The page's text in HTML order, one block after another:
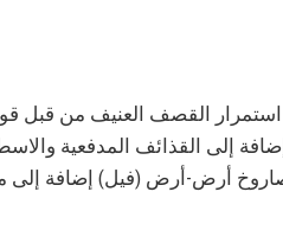
القصف العنيف من قبل